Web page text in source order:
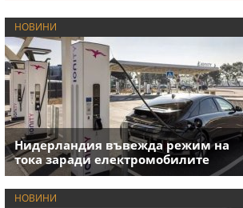
НОВИНИ
Нидерландия въвежда режим на
тока заради електромобилите
НОВИНИ